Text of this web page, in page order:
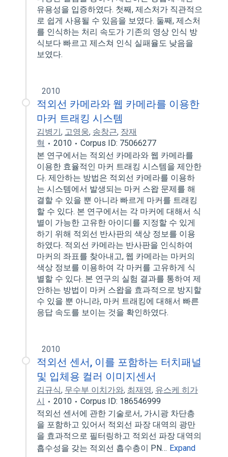
유용성을 입증하였다. 첫째, 제스처가 직관적으
로 쉽게 사용될 수 있음을 보였다. 둘째, 제스처
를 인식하는 처리 속도가 기존의 영상 인식 방
식보다 빠르고 제스쳐 인식 실패율도 낮음을
보였다.
2010
적외선 카메라와 웹 카메라를 이용한
마커 트래킹 시스템
김병기, 고영웅, 송창근, 장재
혁
2010
Corpus ID: 75066277
본 연구에서는 적외선 카메라와 웹 카메라를
이용한 효율적인 마커 트래킹 시스템을 제안한
다. 제안하는 방법은 적외선 카메라를 이용하
는 시스템에서 발생되는 마커 스왑 문제를 해
결할 수 있을 뿐 아니라 빠르게 마커를 트래킹
할 수 있다. 본 연구에서는 각 마커에 대해서 식
별이 가능한 고유한 아이디를 지정할 수 있게
하기 위해 적외선 반사판의 색상 정보를 이용
하였다. 적외선 카메라는 반사판을 인식하여
마커의 좌표를 찾아내고, 웹 카메라는 마커의
색상 정보를 이용하여 각 마커를 고유하게 식
별할 수 있다. 본 연구의 실험 결과를 통하여 제
안하는 방법이 마커 스왑을 효과적으로 방지할
수 있을 뿐 아니라, 마커 트래킹에 대해서 빠른
응답 속도를 보이는 것을 확인하였다.
2010
적외선 센서, 이를 포함하는 터치패널
및 입체용 컬러 이미지센서
김규식, 무수부 이치가와, 최재영, 유스케 히가
시
2010
Corpus ID: 186546999
적외선 센서에 관한 기술로서, 가시광 차단층
을 포함하고 있어서 적외선 파장 대역의 광만
을 효과적으로 필터링하고 적외선 파장 대역의
흡수성을 갖는 적외선 흡수층이 PN… Expand